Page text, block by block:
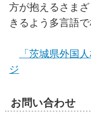
方が抱えるさま
きるよう多言語
「茨城県外国
ジ
お問い合わせ